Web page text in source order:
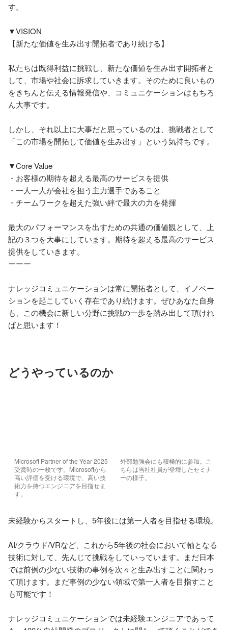
す。
▼VISION
【新たな価値を生み出す開拓者であり続ける】
私たちは既得利益に挑戦し、新たな価値を生み出す開拓者と
して、市場や社会に訴求していきます。そのために良いもの
をきちんと伝える情報発信や、コミュニケーションはもちろ
ん大事です。
しかし、それ以上に大事だと思っているのは、挑戦者として
「この市場を開拓して価値を生み出す」という気持ちです。
▼Core Value
・お客様の期待を超える最高のサービスを提供
・一人一人が会社を担う主力選手であること
・チームワークを超えた強い絆で最大の力を発揮
最大のパフォーマンスを出すための共通の価値観として、上
記の３つを大事にしています。期待を超える最高のサービス
提供をしていきます。
ーーー
ナレッジコミュニケーションは常に開拓者として、イノベー
ションを起こしていく存在であり続けます。ぜひあなた自身
も、この機会に新しい分野に挑戦の一歩を踏み出して頂けれ
どうやっているのか
Microsoft Partner of the Year 2025
受賞時の一枚です。Microsoftから
高い評価を受ける環境で、高い技
術力を持つエンジニアを目指せま
す。
外部勉強会にも積極的に参加。こ
ちらは当社社員が登壇したセミナ
ーの様子。
未経験からスタートし、5年後には第一人者を目指せる環境。
AI/クラウド/VRなど、これから5年後の社会において軸となる
技術に対して、先んじて挑戦をしていっています。まだ日本
では前例の少ない技術の事例を次々と生み出すことに関わっ
て頂けます。まだ事例の少ない領域で第一人者を目指すこと
も可能です！
ナレッジコミュニケーションでは未経験エンジニアであって